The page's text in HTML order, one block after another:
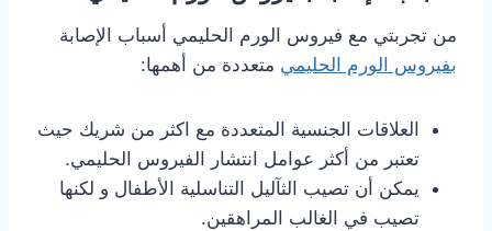
من تجربتي مع فيروس الورم الحليمي أسباب الإصابة
بفيروس الورم الحليمي متعددة من أهمها:
العلاقات الجنسية المتعددة مع اكثر من شريك حيث
تعتبر من أكثر عوامل انتشار الفيروس الحليمي.
يمكن أن تصيب الثآليل التناسلية الأطفال و لكنها
تصيب في الغالب المراهقين.